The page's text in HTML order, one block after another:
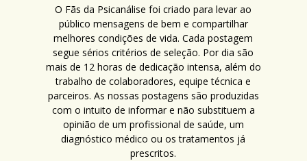
O Fãs da Psicanálise foi criado para levar ao
público mensagens de bem e compartilhar
melhores condições de vida. Cada postagem
segue sérios critérios de seleção. Por dia são
mais de 12 horas de dedicação intensa, além do
trabalho de colaboradores, equipe técnica e
parceiros. As nossas postagens são produzidas
com o intuito de informar e não substituem a
opinião de um profissional de saúde, um
diagnóstico médico ou os tratamentos já
prescritos.